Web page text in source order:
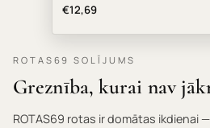
€12,69
ROTAS69 SOLĪJUMS
Greznība, kurai nav
ROTAS69 rotas ir domātas ikdienai